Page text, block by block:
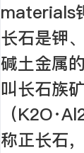
materials
长石是钾
碱土金属
叫长石族
（
称正长石